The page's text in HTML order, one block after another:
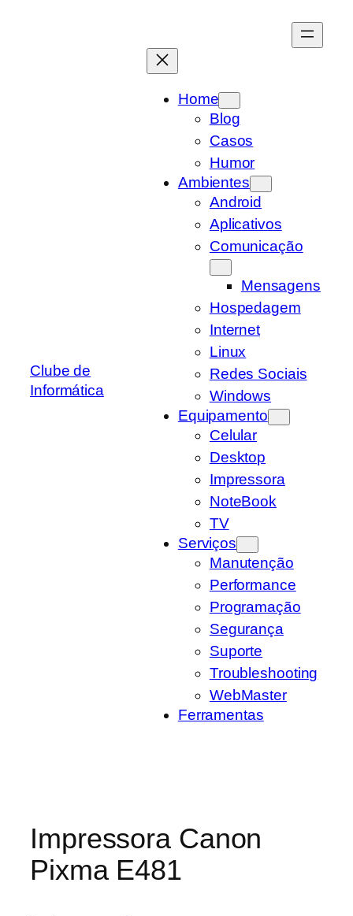
Clube de
Informática
Home
Blog
Casos
Humor
Ambientes
Android
Aplicativos
Comunicação
Mensagens
Hospedagem
Internet
Linux
Redes Sociais
Windows
Equipamento
Celular
Desktop
Impressora
NoteBook
TV
Serviços
Manutenção
Performance
Programação
Segurança
Suporte
Troubleshooting
WebMaster
Ferramentas
Impressora Canon
Pixma E481